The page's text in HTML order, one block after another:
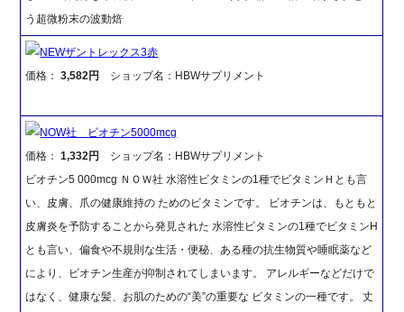
う超微粉末の波動焙
NEWザントレックス3赤
価格：3,582円 ショップ名：HBWサプリメント
NOW社 ビオチン5000mcg
価格：1,332円
ショップ名：HBWサプリメント
ビオチン5 000mcg ＮＯＷ社 水溶性ビタミンの1種でビタミンＨとも言
い、皮膚、爪の健康維持の ためのビタミンです。 ビオチンは、もともと
皮膚炎を予防することから発見された 水溶性ビタミンの1種でビタミンH
とも言い、偏食や不規則な生活・便秘、ある種の抗生物質や睡眠薬など
により、ビオチン生産が抑制されてしまいます。 アレルギーなどだけで
はなく、健康な髪、お肌のための“美”の重要な ビタミンの一種です。 丈